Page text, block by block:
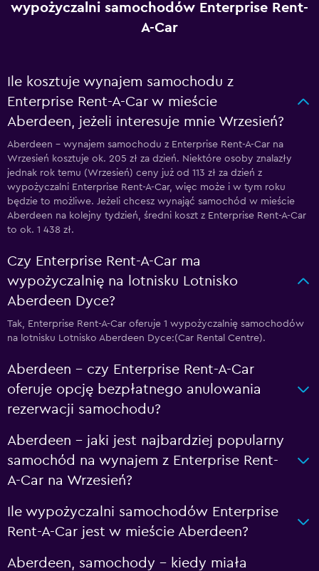
wypożyczalni samochodów Enterprise Rent-
A-Car
Ile kosztuje wynajem samochodu z
Enterprise Rent-A-Car w mieście
Aberdeen, jeżeli interesuje mnie Wrzesień?
Aberdeen – wynajem samochodu z Enterprise Rent-A-Car na
Wrzesień kosztuje ok. 205 zł za dzień. Niektóre osoby znalazły
jednak rok temu (Wrzesień) ceny już od 113 zł za dzień z
wypożyczalni Enterprise Rent-A-Car, więc może i w tym roku
będzie to możliwe. Jeżeli chcesz wynająć samochód w mieście
Aberdeen na kolejny tydzień, średni koszt z Enterprise Rent-A-Car
to ok. 1 438 zł.
Czy Enterprise Rent-A-Car ma
wypożyczalnię na lotnisku Lotnisko
Aberdeen Dyce?
Tak, Enterprise Rent-A-Car oferuje 1 wypożyczalnię samochodów
na lotnisku Lotnisko Aberdeen Dyce:(Car Rental Centre).
Aberdeen – czy Enterprise Rent-A-Car
oferuje opcję bezpłatnego anulowania
rezerwacji samochodu?
Aberdeen – jaki jest najbardziej popularny
samochód na wynajem z Enterprise Rent-
A-Car na Wrzesień?
Ile wypożyczalni samochodów Enterprise
Rent-A-Car jest w mieście Aberdeen?
Aberdeen, samochody – kiedy miała